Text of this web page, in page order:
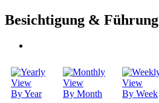
Besichtigung & Führung
By Year By Month By Week